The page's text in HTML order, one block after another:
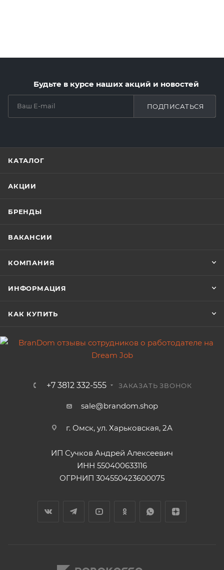
Будьте в курсе наших акций и новостей
ПОДПИСАТЬСЯ
КАТАЛОГ
АКЦИИ
БРЕНДЫ
ВАКАНСИИ
КОМПАНИЯ
ИНФОРМАЦИЯ
КАК КУПИТЬ
+7 3812 332-555 ЗАКАЗАТЬ ЗВОНОК
sale@brandom.shop
г. Омск, ул. Харьковская, 2А
ИП Сучков Андрей Алексеевич
ИНН 550400633116
ОГРНИП 304550423600075